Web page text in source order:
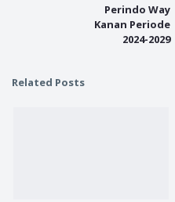
Perindo Way
Kanan Periode
2024-2029
Related Posts